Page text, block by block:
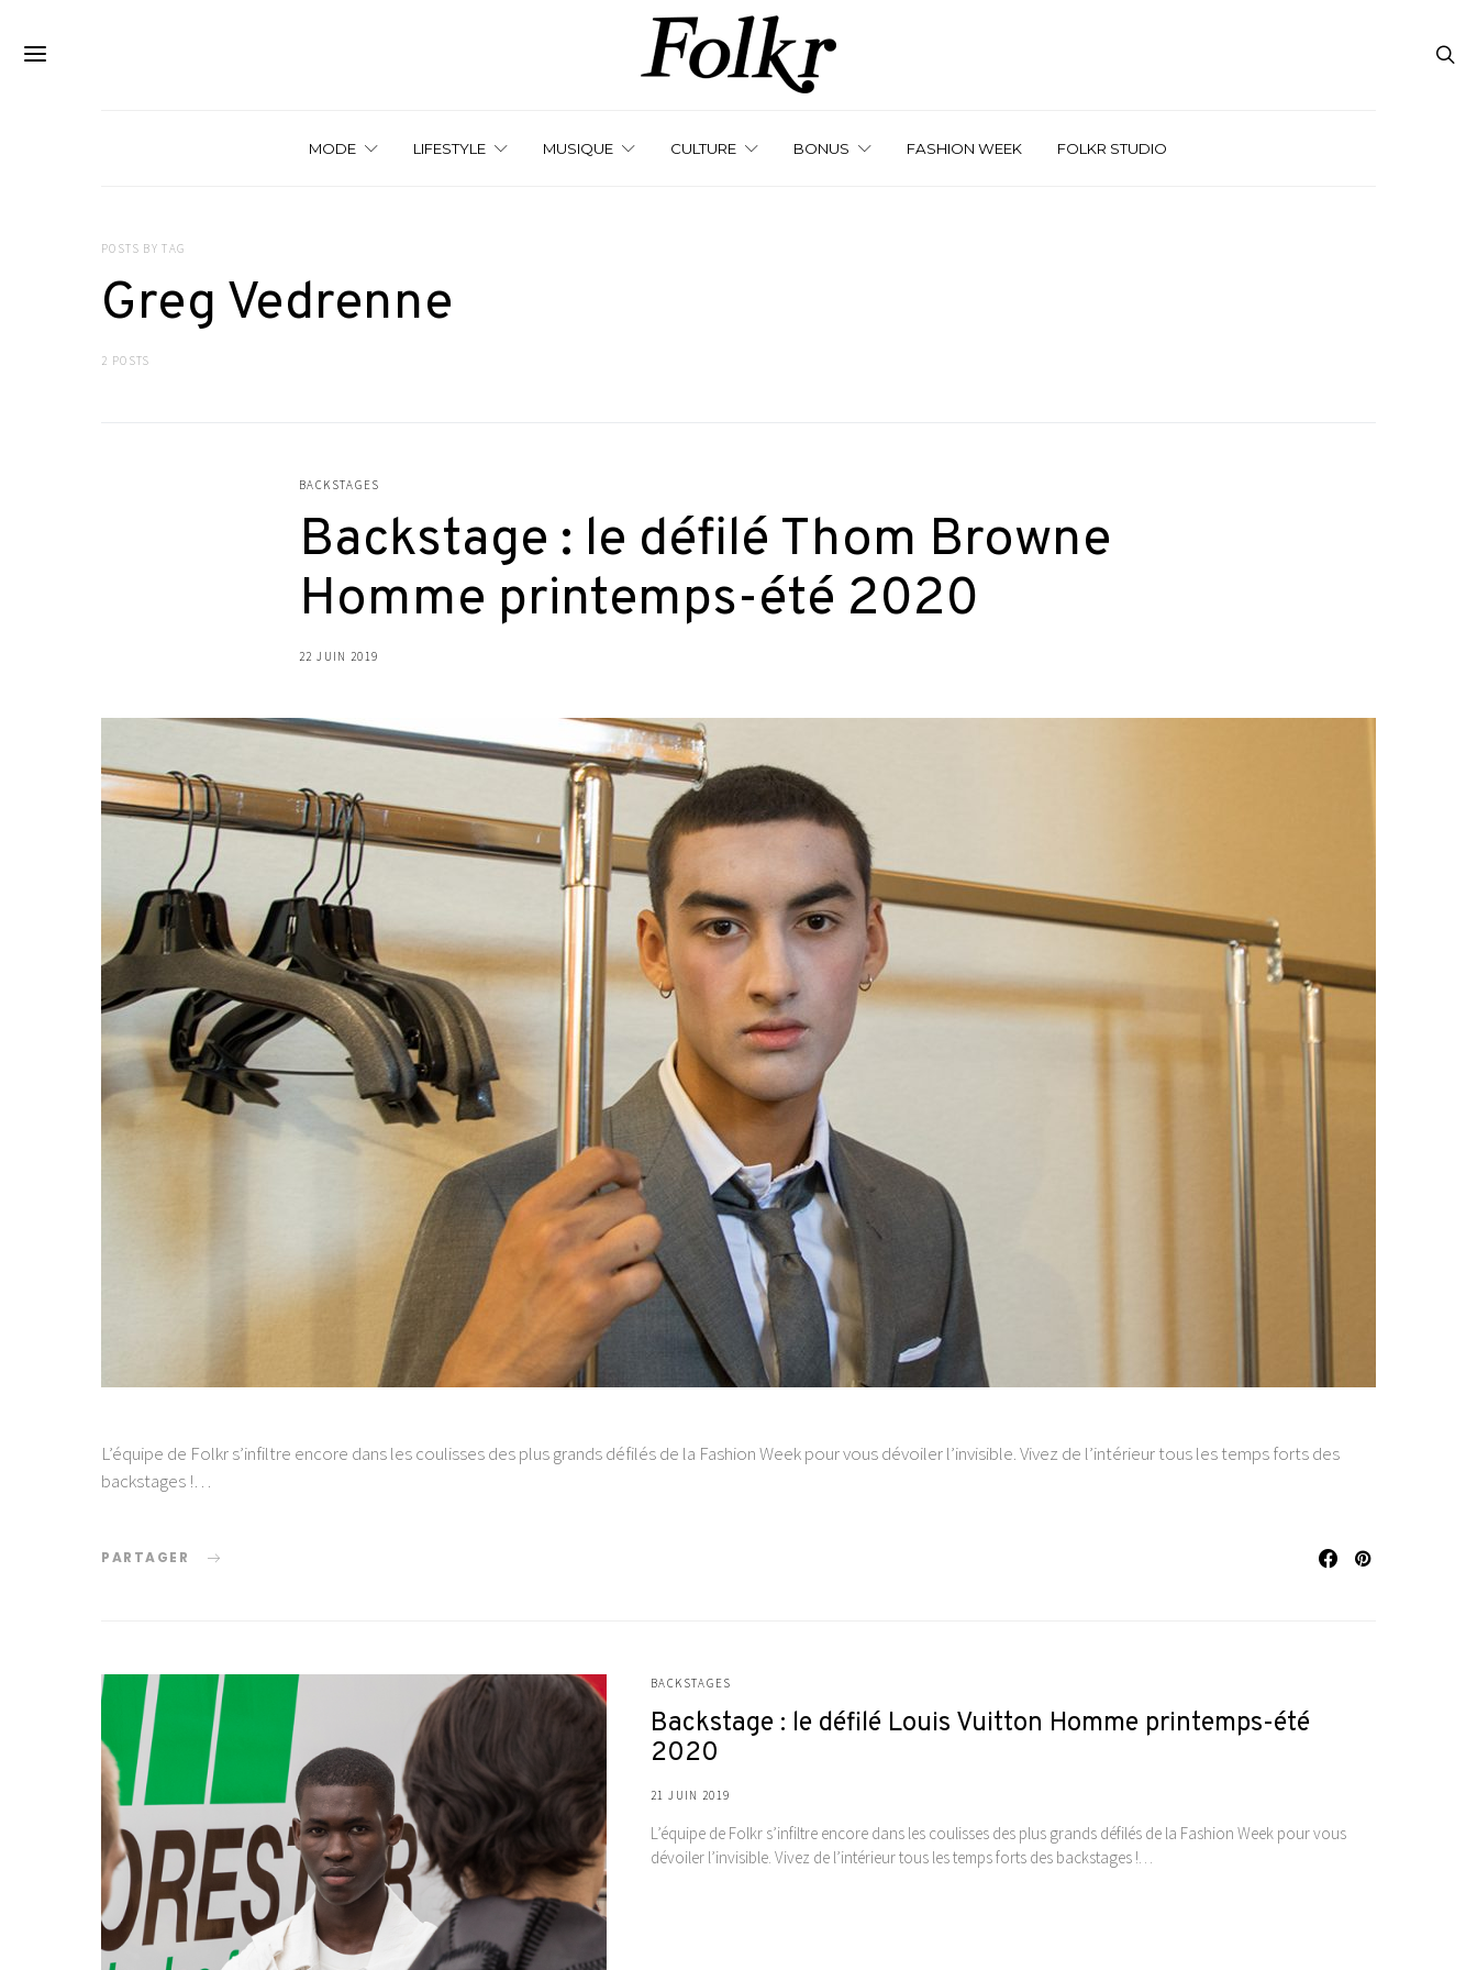
MODE LIFESTYLE MUSIQUE CULTURE BONUS FASHION WEEK FOLKR STUDIO
POSTS BY TAG
Greg Vedrenne
2 POSTS
BACKSTAGES
Backstage : le défilé Thom Browne
Homme printemps-été 2020
22 JUIN 2019
L’équipe de Folkr s’infiltre encore dans les coulisses des plus grands défilés de la Fashion Week pour vous dévoiler l’invisible. Vivez de l’intérieur tous les temps forts des
backstages !…
PARTAGER
BACKSTAGES
Backstage : le défilé Louis Vuitton Homme printemps-été
2020
21 JUIN 2019
L’équipe de Folkr s’infiltre encore dans les coulisses des plus grands défilés de la Fashion Week pour vous
dévoiler l’invisible. Vivez de l’intérieur tous les temps forts des backstages !…